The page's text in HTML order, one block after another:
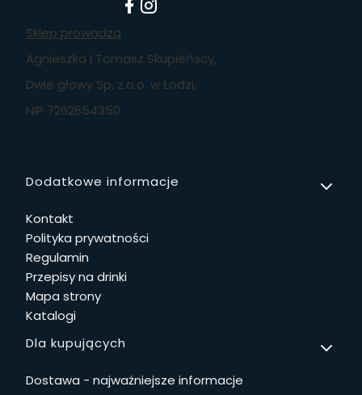
Sklep prowadzą
Agnieszka i Tomasz Skupieńscy,
Dwie głowy Sp. z.o.o. w Łodzi,
NIP 7262654350
Linki w stopce
Dodatkowe informacje
Kontakt
Polityka prywatności
Regulamin
Przepisy na drinki
Mapa strony
Katalogi
Dla kupujących
Dostawa - najważniejsze informacje